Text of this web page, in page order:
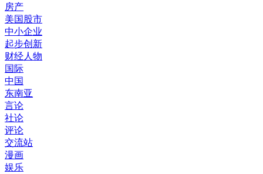
房产
美国股市
中小企业
起步创新
财经人物
国际
中国
东南亚
言论
社论
评论
交流站
漫画
娱乐